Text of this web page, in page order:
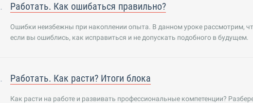
Работать. Как ошибаться правильно?
Ошибки неизбежны при накоплении опыта. В данном уроке рассмотрим,
если вы ошиблись, как исправиться и не допускать подобного в будущем.
Работать. Как расти? Итоги блока
Как расти на работе и развивать профессиональные компетенции?